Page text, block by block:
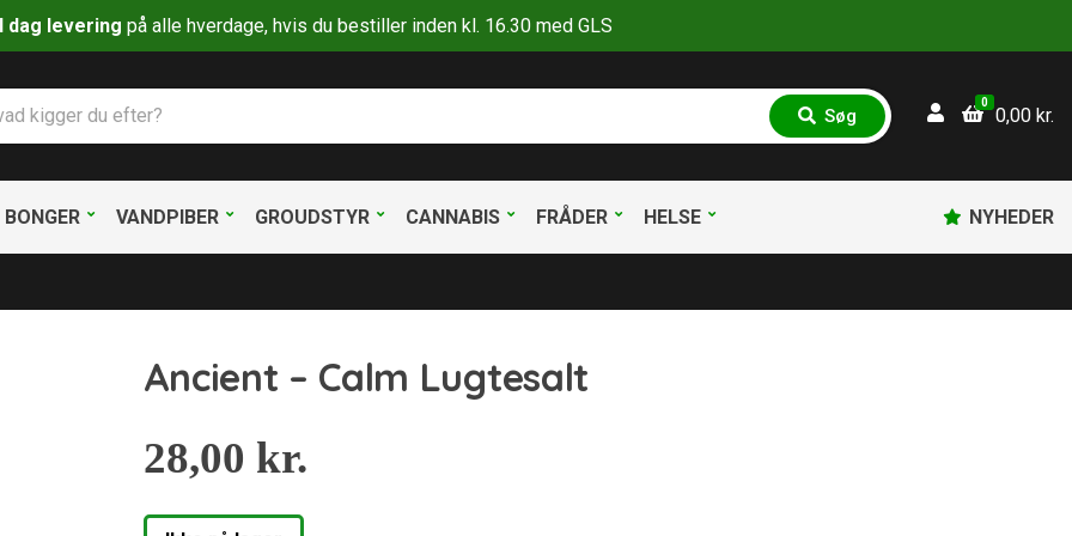
dag levering på alle hverdage, hvis du bestiller inden kl. 16.30 med GLS
S
ø
Søg
0
0,00 kr.
BONGER VANDPIBER GROUDSTYR CANNABIS FRÅDER HELSE NYHEDER
Ancient – Calm Lugtesalt
28,00 kr.